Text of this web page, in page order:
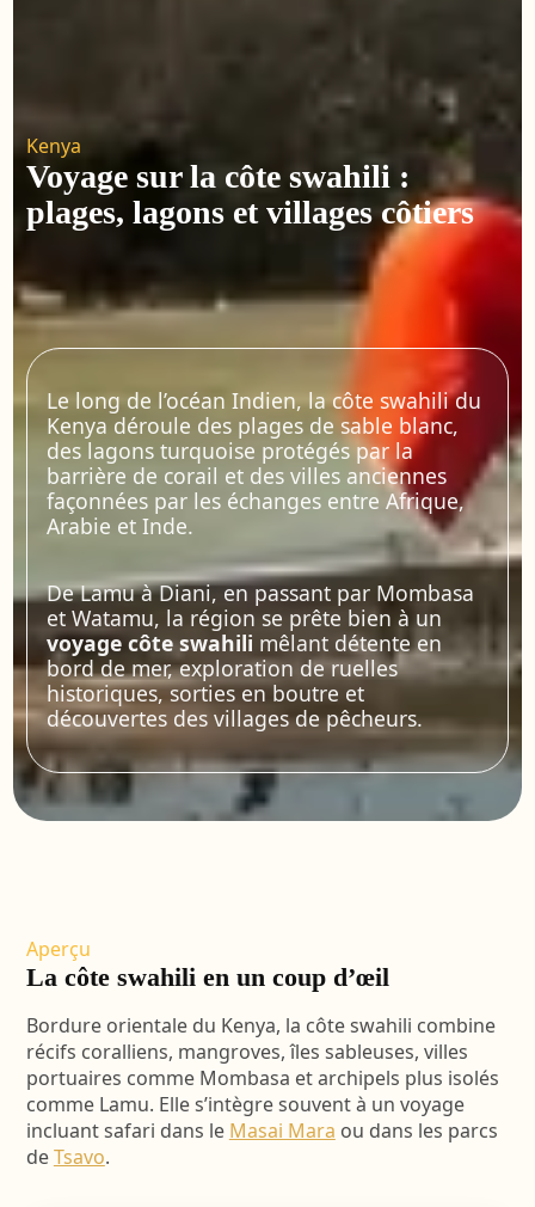
Kenya
Voyage sur la côte swahili :
plages, lagons et villages côtiers
Le long de l’océan Indien, la côte swahili du
Kenya déroule des plages de sable blanc,
des lagons turquoise protégés par la
barrière de corail et des villes anciennes
façonnées par les échanges entre Afrique,
Arabie et Inde.
De Lamu à Diani, en passant par Mombasa
et Watamu, la région se prête bien à un
voyage côte swahili mêlant détente en
bord de mer, exploration de ruelles
historiques, sorties en boutre et
découvertes des villages de pêcheurs.
Aperçu
La côte swahili en un coup d’œil
Bordure orientale du Kenya, la côte swahili combine
récifs coralliens, mangroves, îles sableuses, villes
portuaires comme Mombasa et archipels plus isolés
comme Lamu. Elle s’intègre souvent à un voyage
incluant safari dans le Masai Mara ou dans les parcs
deTsavo.